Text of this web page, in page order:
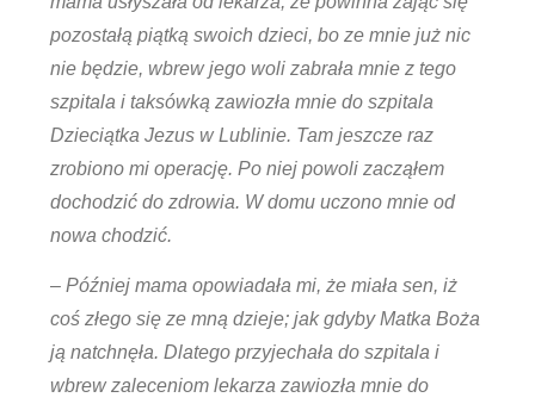
pozostałą piątką swoich dzieci, bo ze mnie już nic
nie będzie, wbrew jego woli zabrała mnie z tego
szpitala i taksówką zawiozła mnie do szpitala
Dzieciątka Jezus w Lublinie. Tam jeszcze raz
zrobiono mi operację. Po niej powoli zacząłem
dochodzić do zdrowia. W domu uczono mnie od
nowa chodzić.
– Później mama opowiadała mi, że miała sen, iż
coś złego się ze mną dzieje; jak gdyby Matka Boża
ją natchnęła. Dlatego przyjechała do szpitala i
wbrew zaleceniom lekarza zawiozła mnie do